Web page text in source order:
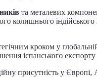
та металевих
колишнього
кроком у
іспанського експорту
присутність у